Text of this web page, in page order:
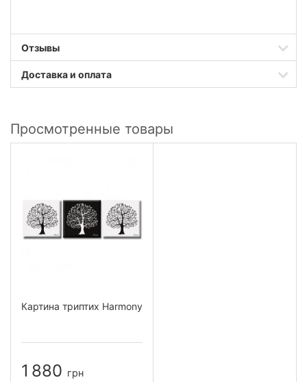
Отзывы
Доставка и оплата
Просмотренные товары
Картина триптих Harmony
1 880 грн